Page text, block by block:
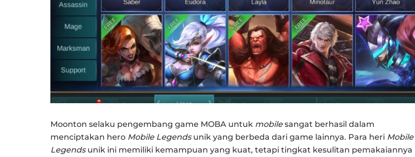
Moonton selaku pengembang game MOBA untuk mobilesangat berhasil dalam
menciptakan hero Mobile Legendsunik yang berbeda dari game lainnya. Para heri Mobile
Legendsunik ini memiliki kemampuan yang kuat, tetapi tingkat kesulitan pemakaiannya